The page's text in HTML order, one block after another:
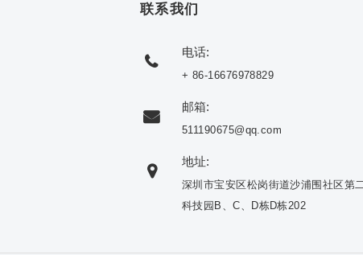
联系我们
电话:
+ 86-16676978829
邮箱:
511190675@qq.com
地址:
深圳市宝安区松岗街道沙浦围社区第
科技园B、C、D栋D栋202